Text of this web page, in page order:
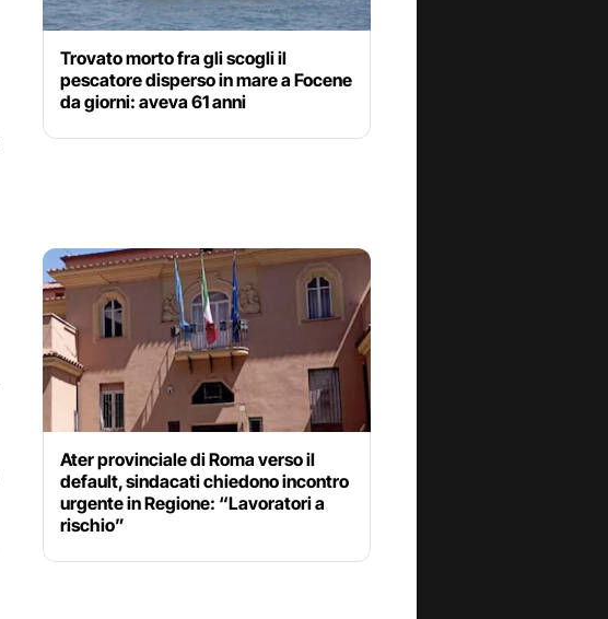
Trovato morto fra gli scogli il
pescatore disperso in mare a Focene
da giorni: aveva 61 anni
Ater provinciale di Roma verso il
default, sindacati chiedono incontro
urgente in Regione: “Lavoratori a
rischio”